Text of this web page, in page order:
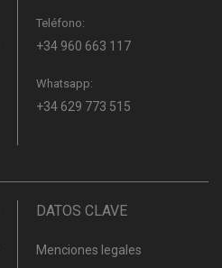
Teléfono:
+34 960 663 117
Whatsapp:
+34 629 773 515
DATOS CLAVE
Menciones legales